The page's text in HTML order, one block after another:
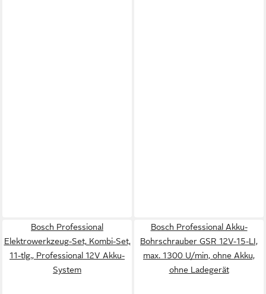
Bosch Professional
Elektrowerkzeug-Set, Kombi-Set,
11-tlg., Professional 12V Akku-
System
Bosch Professional Akku-
Bohrschrauber GSR 12V-15-LI,
max. 1300 U/min, ohne Akku,
ohne Ladegerät